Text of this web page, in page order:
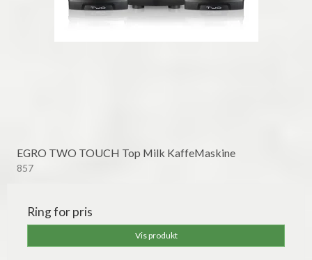
EGRO TWO TOUCH Top Milk KaffeMaskine
857
Ring for pris
Vis produkt